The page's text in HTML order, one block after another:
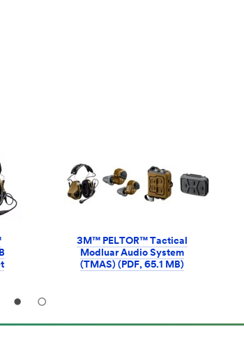
3M™ PELTOR™ Tactical
Modluar Audio System
(TMAS) (PDF, 65.1 MB)